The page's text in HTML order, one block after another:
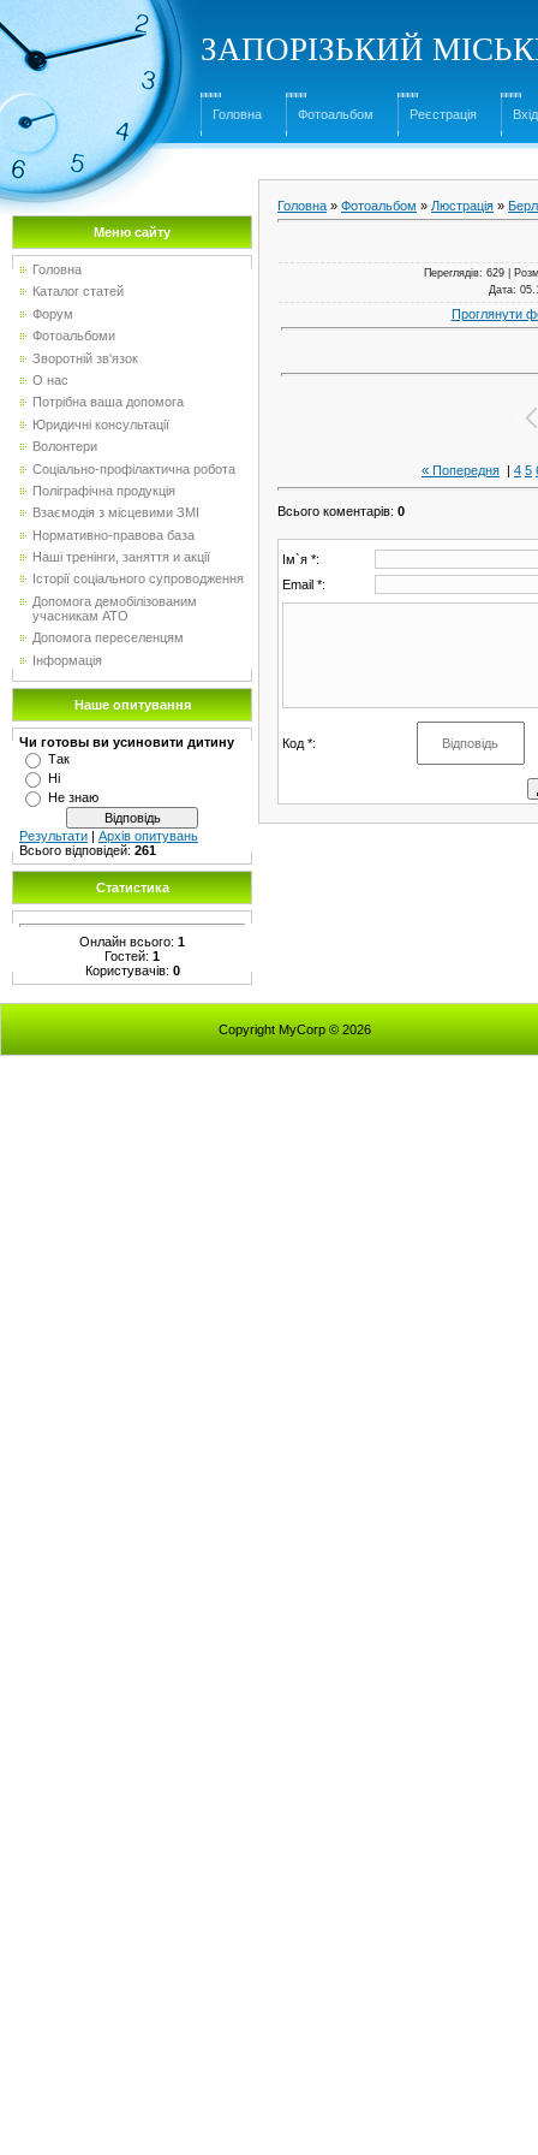
ЗАПОРІЗЬКИЙ
Головна Фотоальбом Реєстрація Вхід
Меню сайту
Головна
Каталог статей
Форум
Фотоальбоми
Зворотній зв'язок
О нас
Потрібна ваша допомога
Юридичні консультації
Волонтери
Соціально-профілактична робота
Поліграфічна продукція
Взаємодія з місцевими ЗМІ
Нормативно-правова база
Наші тренінги, заняття и акції
Історії соціального супроводження
Допомога демобілізованим
учасникам АТО
Допомога переселенцям
Інформація
Наше опитування
Чи готовы ви усиновити дитину
Так
Ні
Не знаю
Результати | Архів опитувань
Всього відповідей: 261
Статистика
Онлайн всього: 1
Гостей: 1
Користувачів: 0
Головна » Фотоальбом » Люстрація »
Переглядів: 629 |
Дата:
Проглянути
« Попередня | 4 5
Всього коментарів: 0
Ім`я *:
Email *:
Код *:
Copyright MyCorp © 2026